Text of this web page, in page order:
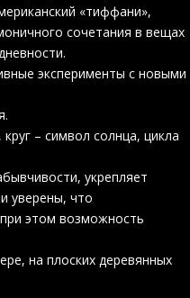
«тиффани»,
сочетания в вещах
эксперименты с новыми
– символ солнца, цикла
укрепляет
уверены, что
этом возможность
на плоских деревянных